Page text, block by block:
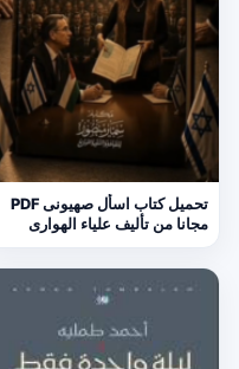
تحميل كتاب اسأل صهيونى PDF
مجانا من تأليف علياء الهوارى